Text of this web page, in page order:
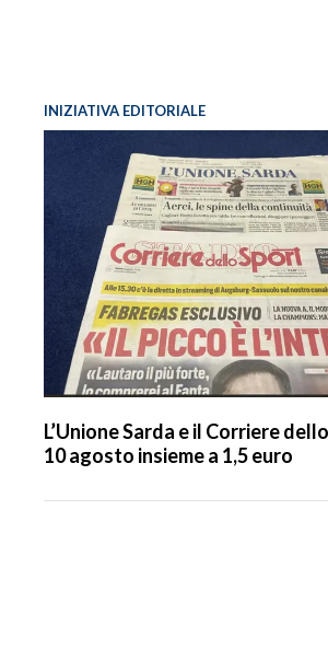
INIZIATIVA EDITORIALE
L’Unione Sarda e il Corriere
10 agosto insieme a 1,5 euro